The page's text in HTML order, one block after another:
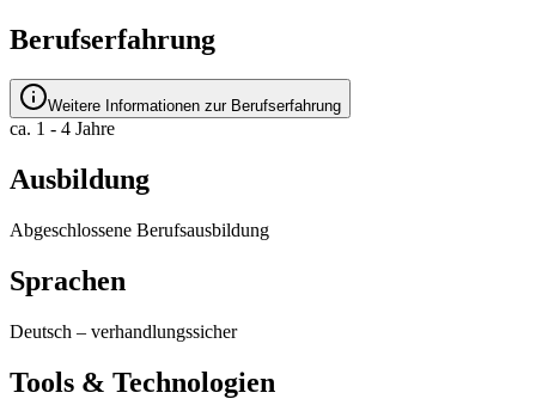
Berufserfahrung
Weitere Informationen zur Berufserfahrung
ca. 1 - 4 Jahre
Ausbildung
Abgeschlossene Berufsausbildung
Sprachen
Deutsch – verhandlungssicher
Tools & Technologien